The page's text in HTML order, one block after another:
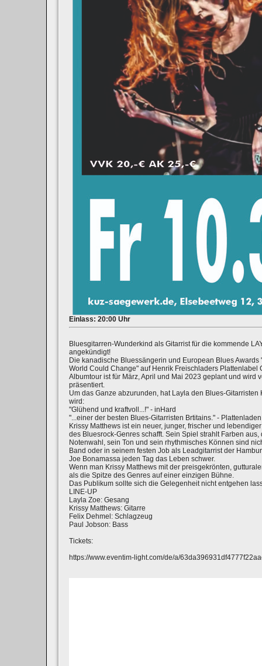
Einlass: 20:00 Uhr
Bluesgitarren-Wunderkind als Gitarrist für die kommende
angekündigt!
Die kanadische Bluessängerin und European Blues
World Could Change" auf Henrik Freischladers
Albumtour ist für März, April und Mai 2023 geplant und
präsentiert.
Um das Ganze abzurunden, hat Layla den Blues-
wird:
"Glühend und kraftvoll...!" - inHard
"...einer der besten Blues-Gitarristen Brtitains." - Plattenladen
Krissy Matthews ist ein neuer, junger, frischer und
des Bluesrock-Genres schafft. Sein Spiel strahlt Farben
Notenwahl, sein Ton und sein rhythmisches Können sind
Band oder in seinem festen Job als Leadgitarrist der
Joe Bonamassa jeden Tag das Leben schwer.
Wenn man Krissy Matthews mit der preisgekrönten,
als die Spitze des Genres auf einer einzigen Bühne.
Das Publikum sollte sich die Gelegenheit nicht entgehen
LINE-UP
Layla Zoe: Gesang
Krissy Matthews: Gitarre
Felix Dehmel: Schlagzeug
Paul Jobson: Bass
Tickets:
https://www.eventim-light.com/de/a/